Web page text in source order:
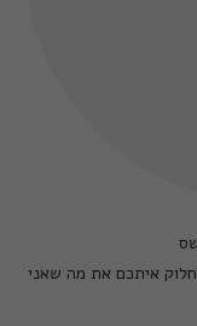
איתכם את מה שאני